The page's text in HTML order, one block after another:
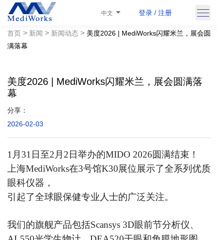
中文 登录 / 注册
首页 > 新闻 > 新闻动态 > 美度2026 | MediWorks闪耀米兰，展会圆
满落幕
美度2026 | MediWorks闪耀米兰，展会圆满落
幕
分享：
2026-02-03
1月31日至2月2日举办的MIDO 2026圆满结束！
上海MediWorks在3号馆K30展位展示了全系列优质
眼科仪器，
引起了全球眼保健专业人士的广泛关注。
我们的旗舰产品包括Scansys 3D眼前节分析仪、